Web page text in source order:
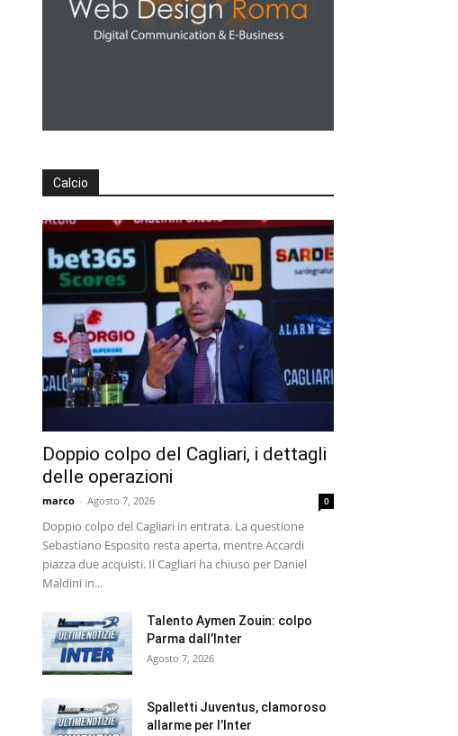
Calcio
Doppio colpo del Cagliari, i dettagli
delle operazioni
marco - Agosto 7, 2026 0
Doppio colpo del Cagliari in entrata. La questione
Sebastiano Esposito resta aperta, mentre Accardi
piazza due acquisti. Il Cagliari ha chiuso per Daniel
Maldini in...
Talento Aymen Zouin: colpo
Parma dall’Inter
Agosto 7, 2026
Spalletti Juventus, clamoroso
allarme per l’Inter